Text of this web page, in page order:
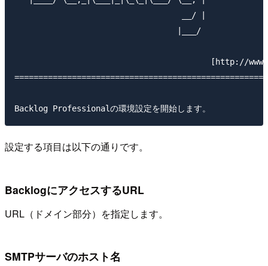
                                   __/ |
                                  |___/
[http://
設定する項目は以下の通りです。
BacklogにアクセスするURL
URL（ドメイン部分）を指定します。
SMTPサーバのホスト名